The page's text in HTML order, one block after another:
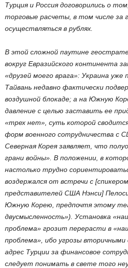
Турция и Россия договорились о
торговые расчеты, в том числе за
осуществляться в рублях.
В этой сложной паутине
вокруг Евразийского континента
«друзей моего врага»: Украина уже
Тайвань недавно фактически
воздушной блокаде; а на Южную
давление с целью заставить ее
«трех нет», суть которой
форм военного сотрудничества с
Северная Корея заявляет, что
грани войны». В положении, в
настолько трудно
воздержался от встречи с
представителей США Нэнси]
Южную Корею, предпочтя этому
двусмысленность»). Установка
проблема» грозит перерасти в
проблема», ибо угрозы
адрес Турции за финансовое
следует понимать в свете того